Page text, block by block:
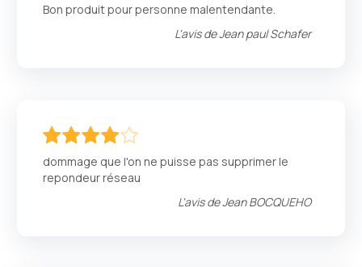
Bon produit pour personne malentendante.
L'avis deJean paul Schafer
dommage que l'on ne puisse pas supprimer le
repondeur réseau
L'avis deJean BOCQUEHO